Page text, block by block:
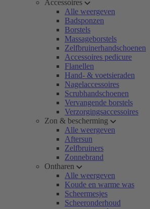
Accessoires
Alle weergeven
Badsponzen
Borstels
Massageborstels
Zelfbruinerhandschoenen
Accessoires pedicure
Flanellen
Hand- & voetsieraden
Nagelaccessoires
Scrubhandschoenen
Vervangende borstels
Verzorgingsaccessoires
Zon & bescherming
Alle weergeven
Aftersun
Zelfbruiners
Zonnebrand
Ontharen
Alle weergeven
Koude en warme was
Scheermesjes
Scheeronderhoud